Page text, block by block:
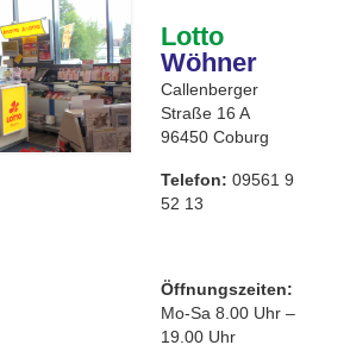
Lotto
Wöhner
Callenberger
Straße 16 A
96450 Coburg
Telefon: 09561 9
52 13
Öffnungszeiten:
Mo-Sa 8.00 Uhr –
19.00 Uhr